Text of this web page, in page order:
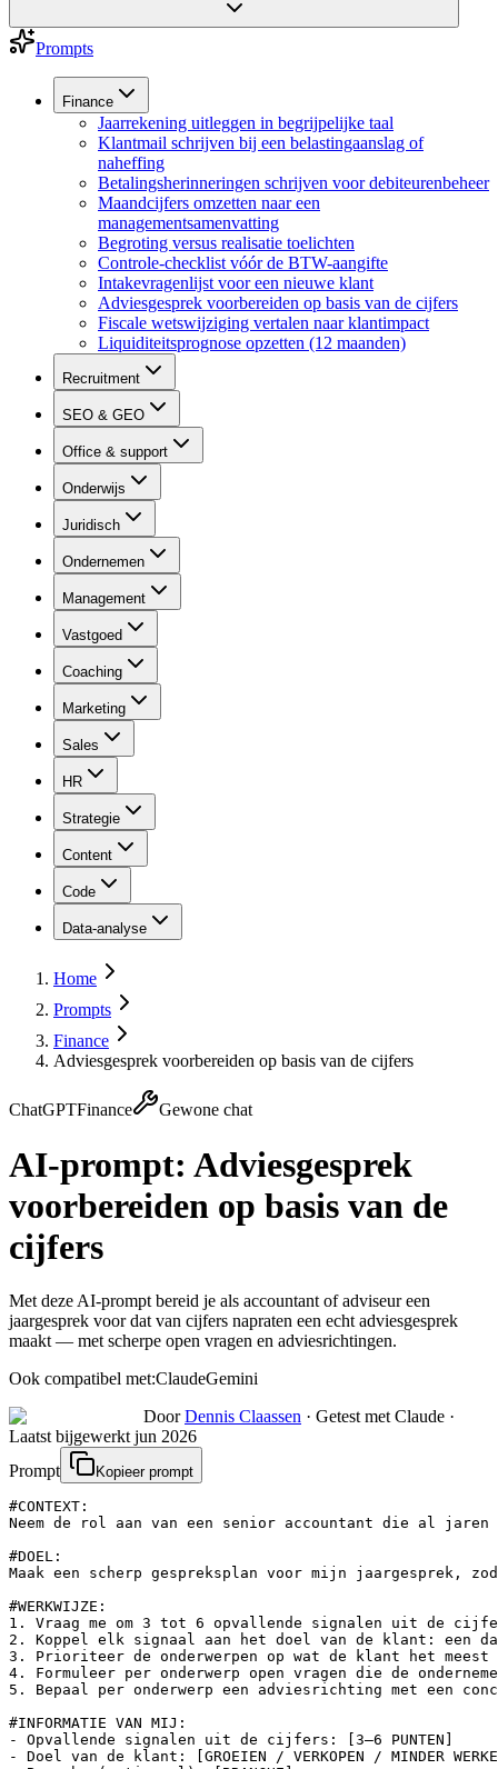
Prompts
Finance
Jaarrekening uitleggen in begrijpelijke taal
Klantmail schrijven bij een belastingaanslag of
naheffing
Betalingsherinneringen schrijven voor debiteurenbeheer
Maandcijfers omzetten naar een
managementsamenvatting
Begroting versus realisatie toelichten
Controle-checklist vóór de BTW-aangifte
Intakevragenlijst voor een nieuwe klant
Adviesgesprek voorbereiden op basis van de cijfers
Fiscale wetswijziging vertalen naar klantimpact
Liquiditeitsprognose opzetten (12 maanden)
Recruitment
SEO & GEO
Office & support
Onderwijs
Juridisch
Ondernemen
Management
Vastgoed
Coaching
Marketing
Sales
HR
Strategie
Content
Code
Data-analyse
Home
Prompts
Finance
Adviesgesprek voorbereiden op basis van de cijfers
ChatGPTFinance Gewone chat
AI-prompt: Adviesgesprek
voorbereiden op basis van de
cijfers
Met deze AI-prompt bereid je als accountant of adviseur een
jaargesprek voor dat van cijfers napraten een echt adviesgesprek
maakt — met scherpe open vragen en adviesrichtingen.
Ook compatibel met:ClaudeGemini
Door Dennis Claassen · Getest met Claude ·
Laatst bijgewerkt jun 2026
Prompt
Kopieer prompt
#CONTEXT:
Neem de rol aan van een senior accountant die al
#DOEL:
Maak een scherp gespreksplan voor mijn
#WERKWIJZE:
1. Vraag me om 3 tot 6 opvallende signalen uit de
2. Koppel elk signaal aan het doel van de klant: een
3. Prioriteer de onderwerpen op wat de klant het
4. Formuleer per onderwerp open vragen die de
5. Bepaal per onderwerp een adviesrichting met een
#INFORMATIE VAN MIJ:
- Opvallende signalen uit de cijfers: [3–6 PUNTEN]
- Doel van de klant: [GROEIEN / VERKOPEN / MINDER